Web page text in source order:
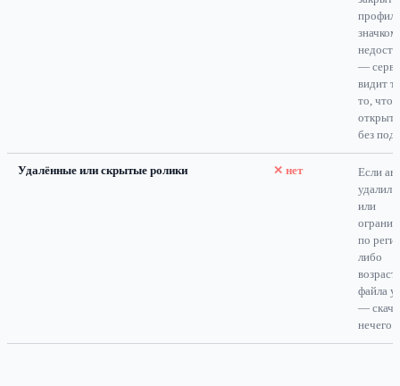
значком
—
видит
то, что
без
Удалённые или скрытые ролики ✕ нет
Если
удалил
или
по
либо
файла
—
нечего.